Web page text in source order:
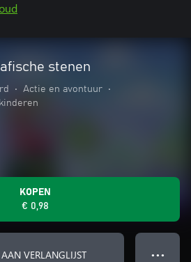
stenen
• Actie en avontuur
•
KOPEN
€ 0,98
VERLANGLIJST ● ● ●